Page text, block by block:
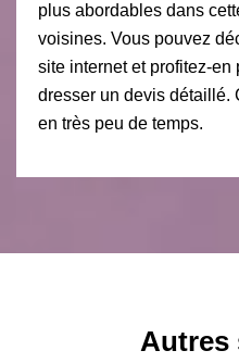
plus abordables dans
voisines. Vous pouvez
site internet et profitez-
dresser un devis détaillé.
en très peu de temps.
Autres